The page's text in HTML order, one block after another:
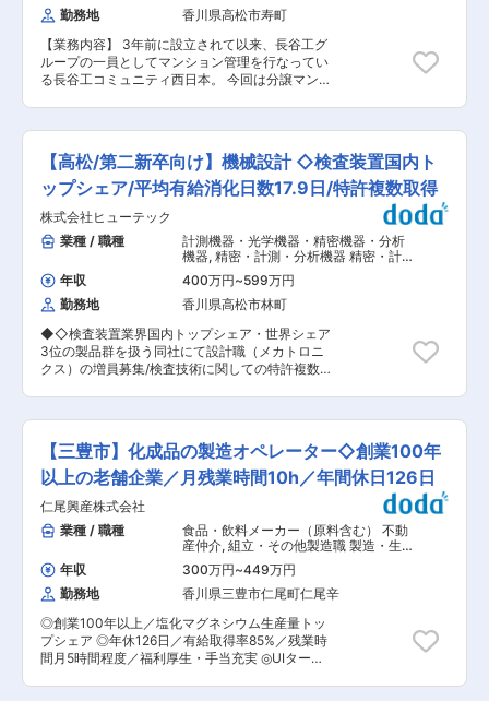
勤務地
香川県高松市寿町
【業務内容】 3年前に設立されて以来、長谷工グ
ループの一員としてマンション管理を行なってい
る長谷工コミュニティ西日本。 今回は分譲マンシ
運営のサポートやマンションの巡回、スタッフマ
ネジメント、修繕提案など多彩な業務に携わって
いただけます。 業務内容は幅広いですが、それぞ
れに専門の担当がおり、バックアップ体制が整っ
ています。 例えば管理しているマンションには管
理員が常駐していますので、現場での対応に追わ
れることはありません。 更に大掛かりな修繕提案
を行う場合は、作業に精通した技術系の社員も同
席の上で行いますし、会計や出納業務には組合会
計部がサポートしてくれます。 技術的な知識をお
持ちでない方も是非ご応募ください。 【具体的な
業務内容】 ■総会・理事会における運営補助 ■資
料作成・会計資料の書類チェック ■点検報告書の
確認 ■修繕提案 ■マンションの巡回 ■清掃員や
管理員のマネジメント 【担当者コメント】 長谷
工グループとしての安定感はもちろんですが、注
在宅勤務を行ったり、担当マンションで作業を行
なったりすることもできます。 現場での作業が終
了した後に、事務作業のために会社に戻る必要が
ないので効率が良いです。 また、PCは19時に自
動でシャットダウンされるようになっていますの
で、残業も少なめですよ。 実際に、今いる社員の
残業時間は月平均10〜20時間程度です。 さらに
土日祝休みで年間休日は120日と、お休みもしっ
かりリフレッシュできます。 安定企業で働きやす
さも重視した転職をしたい方にピッタリの求人で
す！
【高松/第二新卒向け】機械設計 ◇検査装置国内ト
ップシェア/平均有給消化日数17.9日/特許複数取得
株式会社ヒューテック
業種 / 職種
計測機器・光学機器・精密機器・分析
機器, 精密・計測・分析機器 精密・計
測・分析機器
年収 400万円~599万円
勤務地
香川県高松市林町
◆◇検査装置業界国内トップシェア・世界シェア
3位の製品群を扱う同社にて設計職（メカトロニ
クス）の増員募集/検査技術に関しての特許複数取
与支給、生活必需品の製造に使われている検査装
置を取扱っているためコロナの影響もなく安定し
た経営を続けています。 【働き続けやすい環境】
年休125日、2022年度有給消化率93.3％と働きや
すい環境が整っており、離職率5年間平均4.4％
（定年除く）と圧倒的定着率〇 【充実の福利厚
生】住宅手当、退職金制度有、またRV、キャンピ
ングカー無料貸し出しやフィットネスウォッチ購
入補助、スポーツジム会費半額負担、ダイエット
企画、配偶者の誕生日に食事代20,000円支給等
ユニークな福利厚生も充実〇 ■業務内容： 国内
シェアNO1の実績、世界38ケ国で販売される検査
装置メーカーの設計職として下記の業務をお任せ
します。これまでのご経験に応じ、メカトロニク
スにに関する設計・製作・検査に携わって頂きま
す。 ■業務詳細： ・設計、機械仕様書の作成、
【三豊市】化成品の製造オペレーター◇創業100年
以上の老舗企業／月残業時間10h／年間休日126日
仁尾興産株式会社
業種 / 職種
食品・飲料メーカー（原料含む） 不動
産仲介, 組立・その他製造職 製造・生
産オペレーター
年収 300万円~449万円
勤務地
香川県三豊市仁尾町仁尾辛
◎創業100年以上／塩化マグネシウム生産量トッ
プシェア ◎年休126日／有給取得率85%／残業時
間月5時間程度／福利厚生・手当充実 ◎UIター